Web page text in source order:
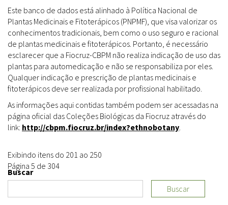
Este banco de dados está alinhado à Política Nacional de
Plantas Medicinais e Fitoterápicos (PNPMF), que visa valorizar os
conhecimentos tradicionais, bem como o uso seguro e racional
de plantas medicinais e fitoterápicos. Portanto, é necessário
esclarecer que a Fiocruz-CBPM não realiza indicação de uso das
plantas para automedicação e não se responsabiliza por eles.
Qualquer indicação e prescrição de plantas medicinais e
fitoterápicos deve ser realizada por profissional habilitado.
As informações aqui contidas também podem ser acessadas na
página oficial das Coleções Biológicas da Fiocruz através do
link: http://cbpm.fiocruz.br/index?ethnobotany.
Exibindo itens do 201 ao 250
Página 5 de 304
Buscar
Buscar